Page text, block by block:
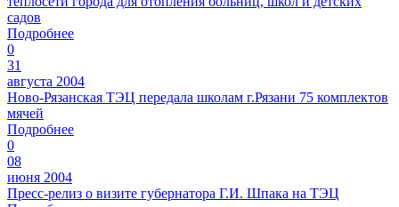
садов
Подробнее
0
31
августа 2004
Ново-Рязанская ТЭЦ передала школам г.Рязани 75 комплектов
мячей
Подробнее
0
08
июня 2004
Пресс-релиз о визите губернатора Г.И. Шпака на ТЭЦ